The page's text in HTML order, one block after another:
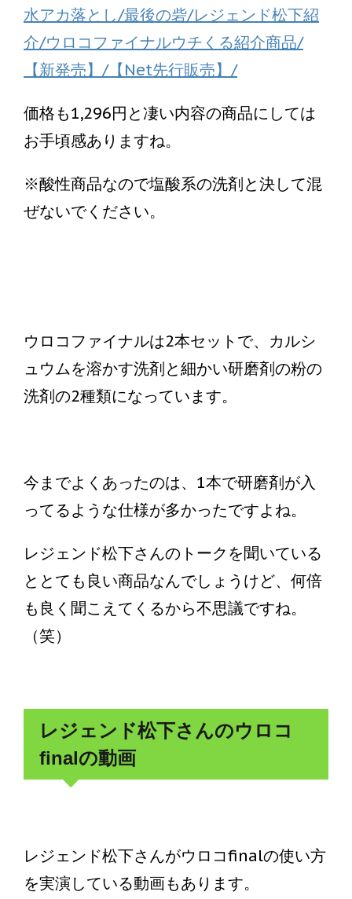
水アカ落とし/最後の砦/レジェンド松下紹
介/ウロコファイナルウチくる紹介商品/
【新発売】/【Net先行販売】/
価格も1,296円と凄い内容の商品にしては
お手頃感ありますね。
※酸性商品なので塩酸系の洗剤と決して混
ぜないでください。
ウロコファイナルは2本セットで、カルシ
ュウムを溶かす洗剤と細かい研磨剤の粉の
洗剤の2種類になっています。
今までよくあったのは、1本で研磨剤が入
ってるような仕様が多かったですよね。
レジェンド松下さんのトークを聞いている
ととても良い商品なんでしょうけど、何倍
も良く聞こえてくるから不思議ですね。
（笑）
レジェンド松下さんのウロコ
finalの動画
レジェンド松下さんがウロコfinalの使い方
を実演している動画もあります。